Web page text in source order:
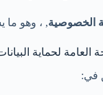
الخصوصية, ، وهو ما
في: